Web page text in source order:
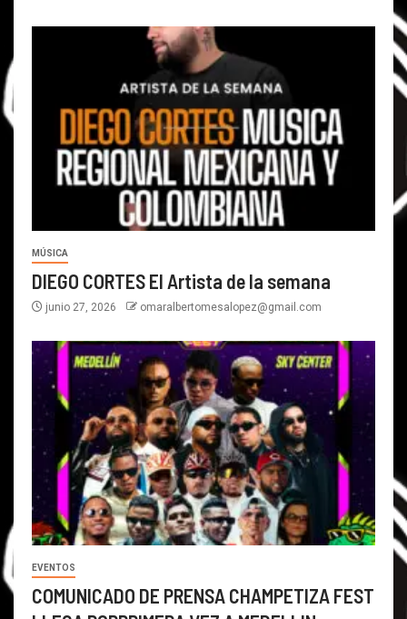
MÚSICA
DIEGO CORTES El Artista de la semana
junio 27, 2026 omaralbertomesalopez@gmail.com
EVENTOS
COMUNICADO DE PRENSA CHAMPETIZA FEST